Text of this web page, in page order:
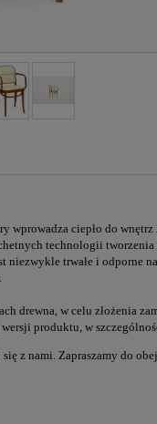
wprowadza ciepło do
technologii
trwałe i odporne
drewna, w celu złożenia
produktu, w
z nami. Zapraszamy do